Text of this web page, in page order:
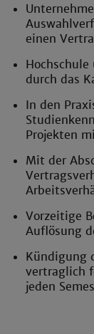
einen
durch das
In den
Projekten
Mit der
Vorzeitige
Auflösung
Kündigung
vertraglich
jeden